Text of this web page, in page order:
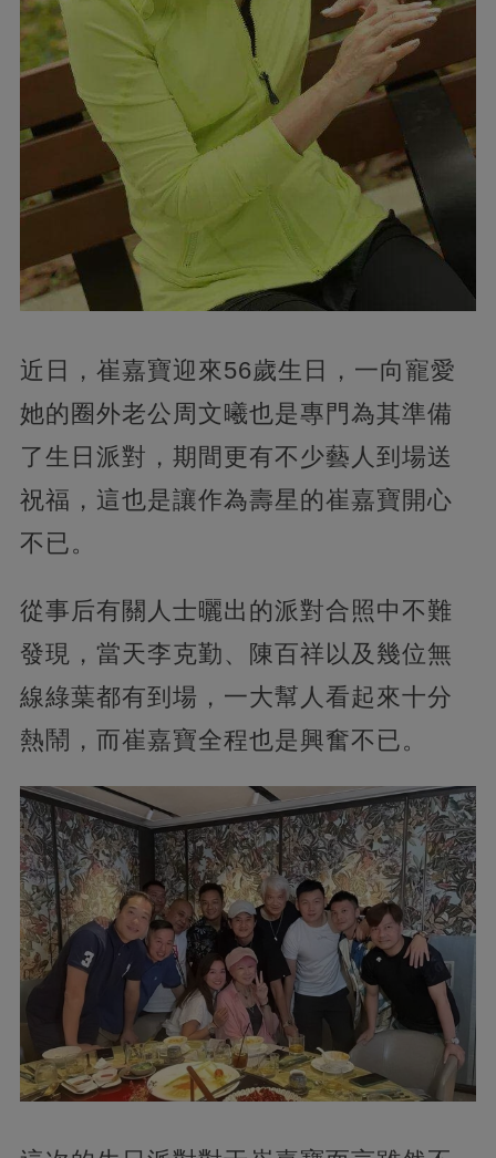
近日，崔嘉寶迎來56歲生日，一向寵愛
她的圈外老公周文曦也是專門為其準備
了生日派對，期間更有不少藝人到場送
祝福，這也是讓作為壽星的崔嘉寶開心
不已。
從事后有關人士曬出的派對合照中不難
發現，當天李克勤、陳百祥以及幾位無
線綠葉都有到場，一大幫人看起來十分
熱鬧，而崔嘉寶全程也是興奮不已。